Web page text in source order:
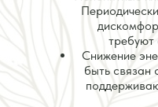
требуют
Снижение
быть связан